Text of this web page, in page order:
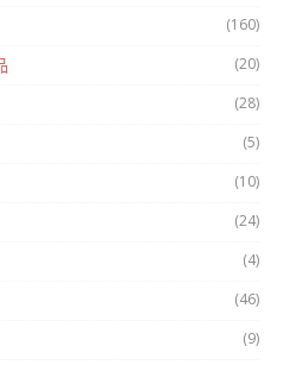
(160)
(20)
(28)
(5)
(10)
(24)
(4)
(46)
(9)